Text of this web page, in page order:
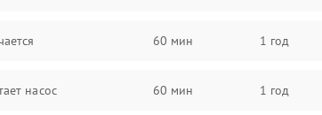
60 мин 1 год
насос 60 мин 1 год